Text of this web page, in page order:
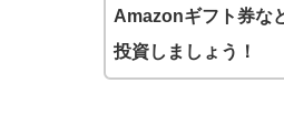
Amazonギフト券な
投資しましょう！